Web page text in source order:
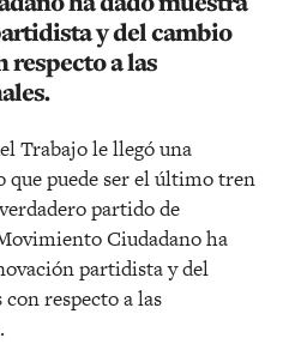
y del cambio
respecto a las
Trabajo le llegó una
que puede ser el último tren
partido de
Ciudadano ha
partidista y del
respecto a las